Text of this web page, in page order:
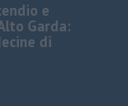
e
Garda:
di